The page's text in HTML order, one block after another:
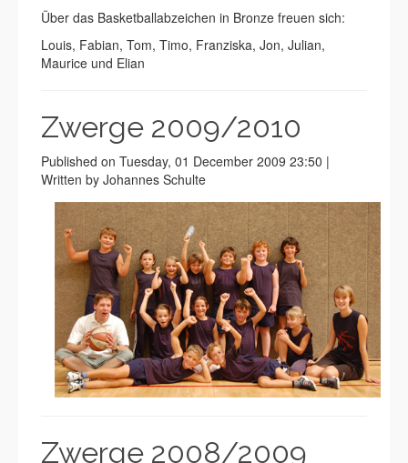
Über das Basketballabzeichen in Bronze freuen sich:
Louis, Fabian, Tom, Timo, Franziska, Jon, Julian,
Maurice und Elian
Zwerge 2009/2010
Published on Tuesday, 01 December 2009 23:50 |
Written by Johannes Schulte
Zwerge 2008/2009